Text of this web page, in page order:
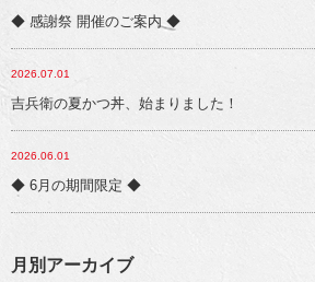
◆ 感謝祭 開催のご案内 ◆
2026.07.01
吉兵衛の夏かつ丼、始まりました！
2026.06.01
◆ 6月の期間限定 ◆
月別アーカイブ